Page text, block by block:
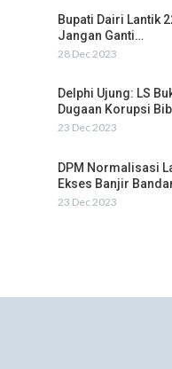
Bupati Dairi Lantik
Jangan Ganti…
28 Dec 2023
Delphi Ujung: LS
Dugaan Korupsi
23 Dec 2023
DPM Normalisasi
Ekses Banjir
23 Dec 2023